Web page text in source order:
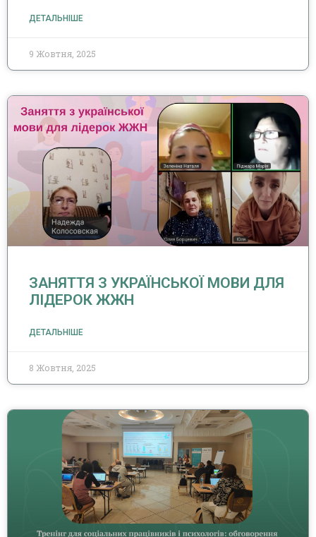
ДЕТАЛЬНІШЕ
9 Жовтня, 2025
ЗАНЯТТЯ З УКРАЇНСЬКОЇ МОВИ ДЛЯ
ЛІДЕРОК ЖЖН
ДЕТАЛЬНІШЕ
8 Жовтня, 2025